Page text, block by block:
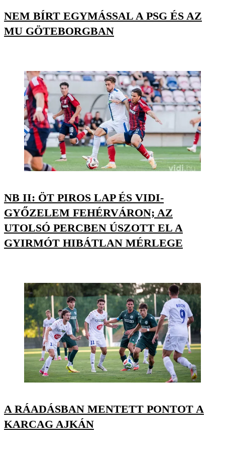
NEM BÍRT EGYMÁSSAL A PSG ÉS AZ
MU GÖTEBORGBAN
NB II: ÖT PIROS LAP ÉS VIDI-
GYŐZELEM FEHÉRVÁRON; AZ
UTOLSÓ PERCBEN ÚSZOTT EL A
GYIRMÓT HIBÁTLAN MÉRLEGE
A RÁADÁSBAN MENTETT PONTOT A
KARCAG AJKÁN